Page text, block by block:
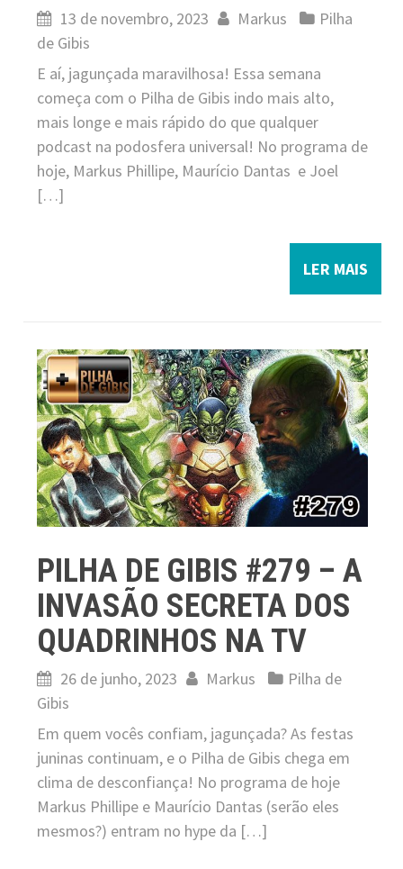
13 de novembro, 2023 Markus
Pilha
de Gibis
E aí, jagunçada maravilhosa! Essa semana
começa com o Pilha de Gibis indo mais alto,
mais longe e mais rápido do que qualquer
podcast na podosfera universal! No programa de
hoje, Markus Phillipe, Maurício Dantas e Joel
[…]
LER MAIS
PILHA DE GIBIS #279 – A
INVASÃO SECRETA DOS
QUADRINHOS NA TV
26 de junho, 2023 Markus
Pilha de
Gibis
Em quem vocês confiam, jagunçada? As festas
juninas continuam, e o Pilha de Gibis chega em
clima de desconfiança! No programa de hoje
Markus Phillipe e Maurício Dantas (serão eles
mesmos?) entram no hype da […]